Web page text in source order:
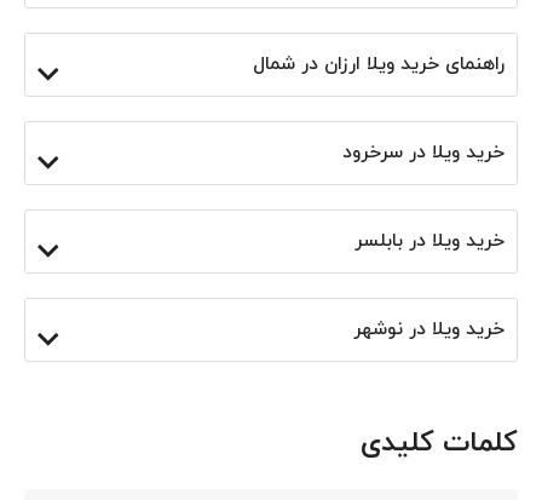
راهنمای خرید ویلا ارزان در شمال
خرید ویلا در سرخرود
خرید ویلا در بابلسر
خرید ویلا در نوشهر
کلمات کلیدی